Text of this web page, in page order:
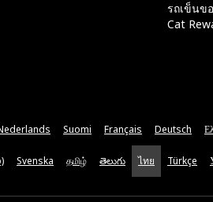
รถเข็นข
Cat
Suomi Français Deutsch
Svenska தமிழ் తెలుగు ไทย Türkçe